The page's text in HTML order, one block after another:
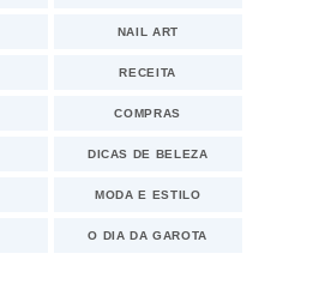
NAIL ART
RECEITA
COMPRAS
DICAS DE BELEZA
MODA E ESTILO
O DIA DA GAROTA